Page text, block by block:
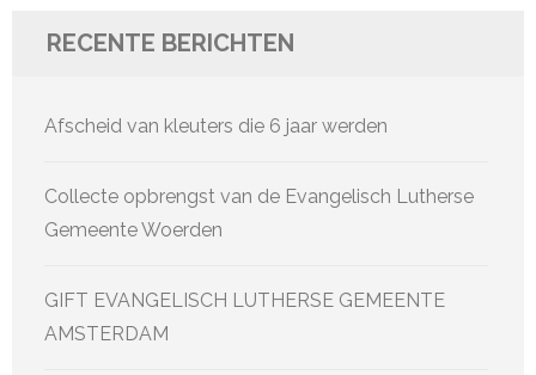
RECENTE BERICHTEN
Afscheid van kleuters die 6 jaar werden
Collecte opbrengst van de Evangelisch Lutherse
Gemeente Woerden
GIFT EVANGELISCH LUTHERSE GEMEENTE
AMSTERDAM